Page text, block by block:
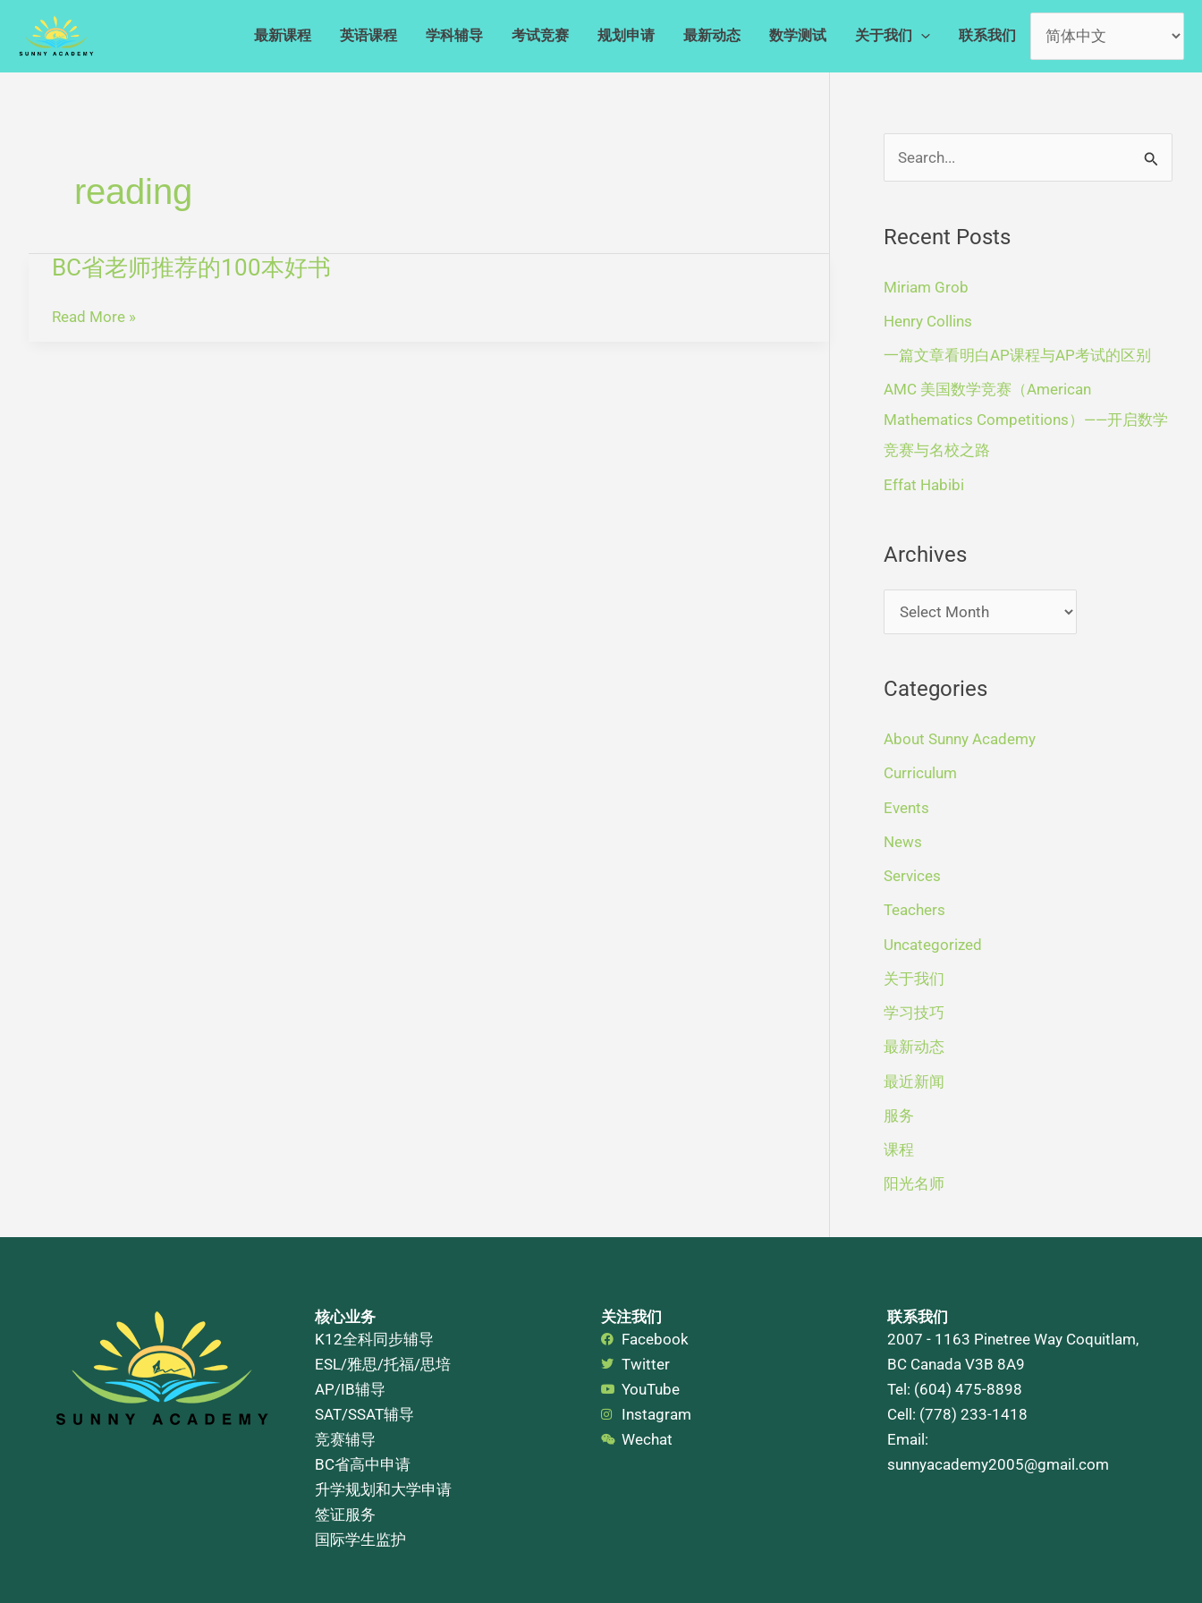
content
最新课程 英语课程 学科辅导 考试竞赛 规划申请 最新动态 数学测试 关于我们 联系我们
reading
BC省老师推荐的100本好书
BC
老
Read More »
c
h
Recent Posts
Miriam Grob
Henry Collins
一篇文章看明白AP课程与AP考试的区别
AMC 美国数学竞赛（American
Mathematics Competitions）——开启数学
竞赛与名校之路
Effat Habibi
Archives
r
h
e
s
Categories
About Sunny Academy
Curriculum
Events
News
Services
Teachers
Uncategorized
关于我们
学习技巧
最新动态
最近新闻
服务
课程
阳光名师
核心业务
K12全科同步辅导
ESL/雅思/托福/思培
AP/IB辅导
SAT/SSAT辅导
竞赛辅导
BC省高中申请
升学规划和大学申请
签证服务
国际学生监护
关注我们
Facebook
Twitter
YouTube
Instagram
Wechat
联系我们
2007 - 1163 Pinetree Way Coquitlam,
BC Canada V3B 8A9
Tel: (604) 475-8898
Cell: (778) 233-1418
Email:
sunnyacademy2005@gmail.com